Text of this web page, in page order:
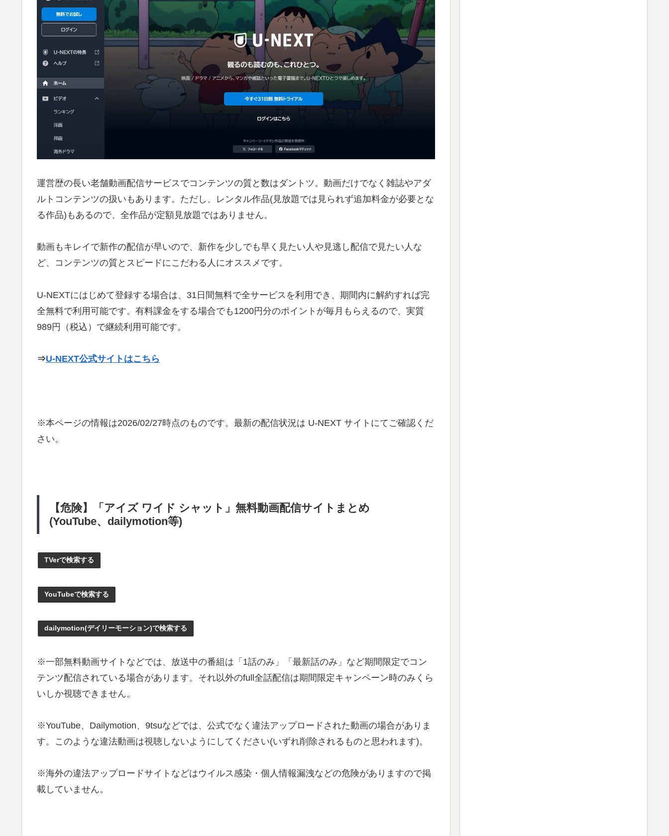
運営歴の長い老舗動画配信サービスでコンテンツの質と数はダントツ。動画だけでなく雑誌やアダ
ルトコンテンツの扱いもあります。ただし、レンタル作品(見放題では見られず追加料金が必要とな
る作品)もあるので、全作品が定額見放題ではありません。
動画もキレイで新作の配信が早いので、新作を少しでも早く見たい人や見逃し配信で見たい人な
ど、コンテンツの質とスピードにこだわる人にオススメです。
U-NEXTにはじめて登録する場合は、31日間無料で全サービスを利用でき、期間内に解約すれば完
全無料で利用可能です。有料課金をする場合でも1200円分のポイントが毎月もらえるので、実質
989円（税込）で継続利用可能です。
⇒U-NEXT公式サイトはこちら
※本ページの情報は2026/02/27時点のものです。最新の配信状況は U-NEXT サイトにてご確認くだ
さい。
【危険】「アイズ ワイド シャット」無料動画配信サイトまとめ
(YouTube、dailymotion等)
TVerで検索する
YouTubeで検索する
dailymotion(デイリーモーション)で検索する
※一部無料動画サイトなどでは、放送中の番組は「1話のみ」「最新話のみ」など期間限定でコン
テンツ配信されている場合があります。それ以外のfull全話配信は期間限定キャンペーン時のみくら
いしか視聴できません。
※YouTube、Dailymotion、9tsuなどでは、公式でなく違法アップロードされた動画の場合がありま
す。このような違法動画は視聴しないようにしてください(いずれ削除されるものと思われます)。
※海外の違法アップロードサイトなどはウイルス感染・個人情報漏洩などの危険がありますので掲
載していません。